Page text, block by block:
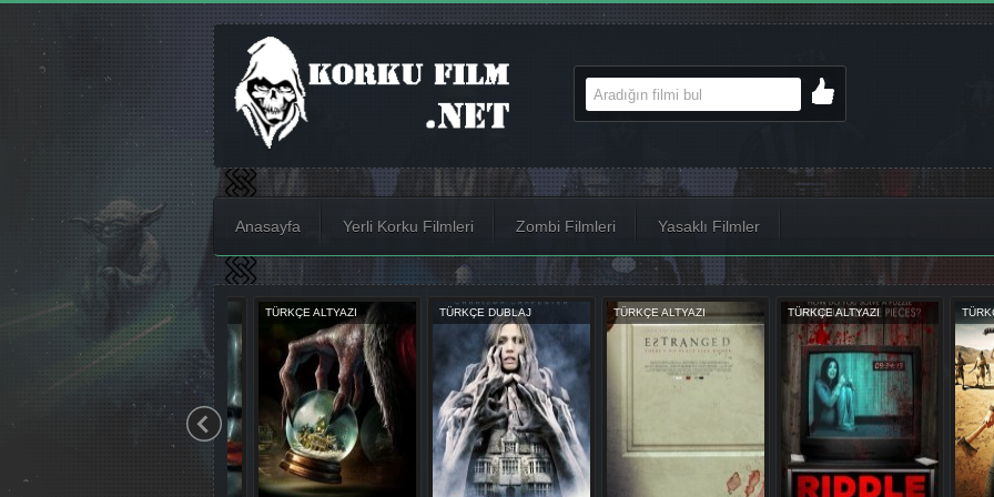
Anasayfa Yerli Korku Filmleri Zombi Filmleri Yasaklı Filmler
TÜRKÇE ALTYAZI TÜRKÇE ALTYAZI TÜRKÇE DUBLAJ TÜRKÇE ALTYAZI TÜRKÇE ALTYAZI TÜRKÇE